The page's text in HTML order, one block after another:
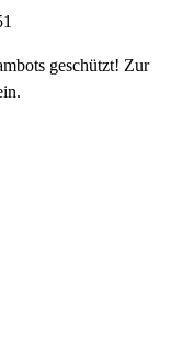
geschützt! Zur